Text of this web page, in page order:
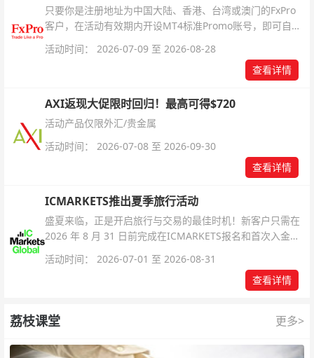
只要你是注册地址为中国大陆、香港、台湾或澳门的FxPro
客户，在活动有效期内开设MT4标准Promo账号，即可自动
活动时间： 2026-07-09 至 2026-08-28
查看详情
AXI返现大促限时回归！最高可得$720
活动产品仅限外汇/贵金属
活动时间： 2026-07-08 至 2026-09-30
查看详情
ICMARKETS推出夏季旅行活动
盛夏来临，正是开启旅行与交易的最佳时机！新客户只需在
2026 年 8 月 31 日前完成在ICMARKETS报名和首次入金即
活动时间： 2026-07-01 至 2026-08-31
查看详情
荔枝课堂 更多>